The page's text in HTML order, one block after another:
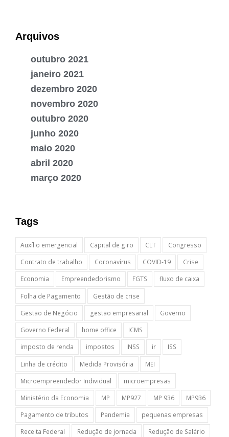
Arquivos
outubro 2021
janeiro 2021
dezembro 2020
novembro 2020
outubro 2020
junho 2020
maio 2020
abril 2020
março 2020
Tags
Auxílio emergencial Capital de giro CLT
Congresso
Contrato de trabalho
Coronavírus COVID-19
Crise
Economia
Empreendedorismo FGTS
fluxo de caixa
Folha de Pagamento
Gestão de crise
Gestão de Negócio
gestão empresarial
Governo
Governo Federal
home office
ICMS
imposto de renda
impostos INSS ir
ISS
Linha de crédito
Medida Provisória
MEI
Microempreendedor Individual
microempresas
Ministério da Economia
MP MP927 MP 936
MP936
Pagamento de tributos
Pandemia
pequenas empresas
Receita Federal
Redução de jornada
Redução de Salário